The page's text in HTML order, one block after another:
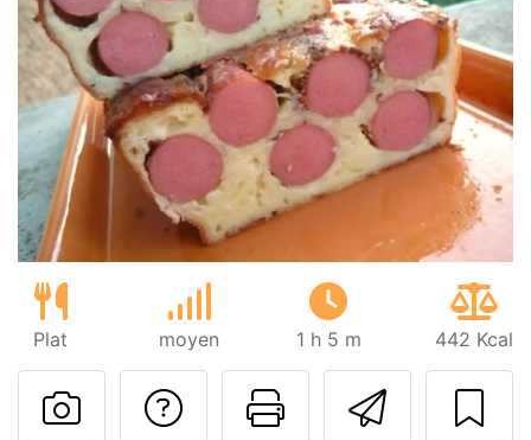
Plat moyen 1 h 5 m 442 Kcal
Imprimer
Poser une